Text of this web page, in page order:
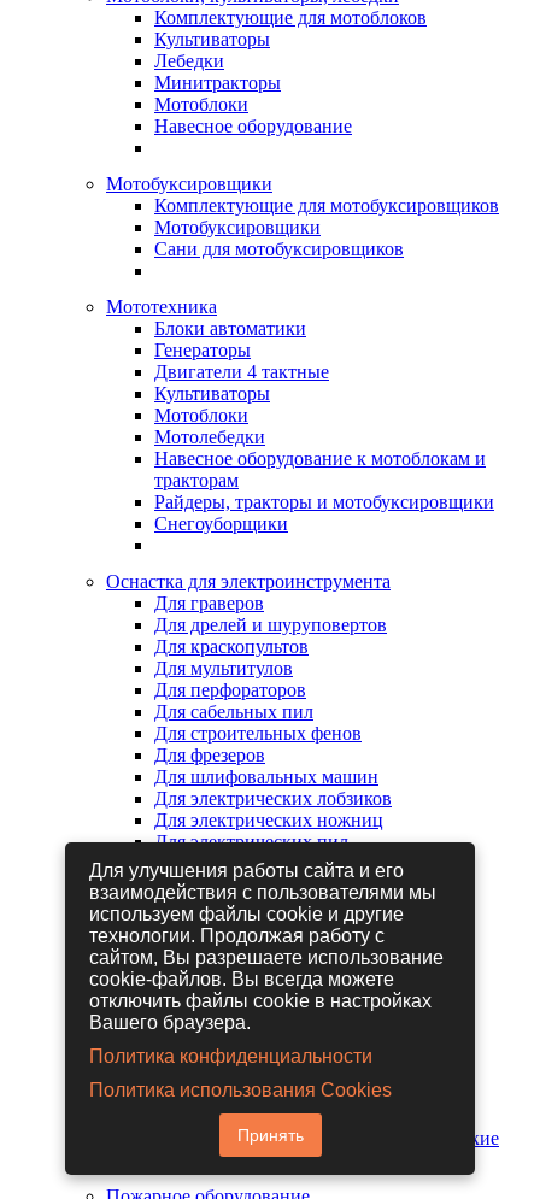
Комплектующие для мотоблоков
Культиваторы
Лебедки
Минитракторы
Мотоблоки
Навесное оборудование
Мотобуксировщики
Комплектующие для мотобуксировщиков
Мотобуксировщики
Сани для мотобуксировщиков
Мототехника
Блоки автоматики
Генераторы
Двигатели 4 тактные
Культиваторы
Мотоблоки
Мотолебедки
Навесное оборудование к мотоблокам и
тракторам
Райдеры, тракторы и мотобуксировщики
Снегоуборщики
Оснастка для электроинструмента
Для граверов
Для дрелей и шуруповертов
Для краскопультов
Для мультитулов
Для перфораторов
Для сабельных пил
Для строительных фенов
Для фрезеров
Для шлифовальных машин
Для электрических лобзиков
Для электрических ножниц
Для электрических пил
Для электрических рубанков
Пневмоинструмент
Гайковерты пневматические
Дрели пневматические
Другие пневмоинструменты
Заклепочники пневматические
Наборы пневмоинструмента
Пистолеты пневматические
Расходные материалы для
пневмоинструментов
Шланги для пневмоинструментов
Шлифовальные машины пневматические
Для улучшения работы сайта и его
взаимодействия с пользователями мы
используем файлы cookie и другие
технологии. Продолжая работу с
сайтом, Вы разрешаете использование
cookie-файлов. Вы всегда можете
отключить файлы cookie в настройках
Вашего браузера.
Политика конфиденциальности
Политика использования Cookies
Принять